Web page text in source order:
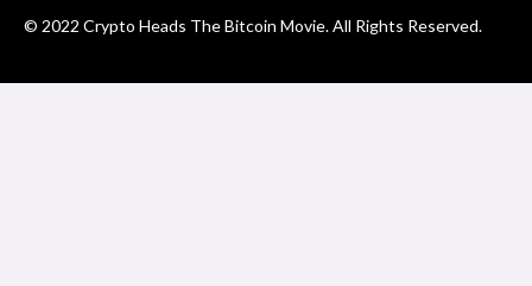
© 2022 Crypto Heads The Bitcoin Movie. All Rights Reserved.